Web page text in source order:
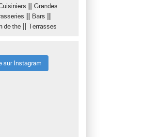
Grandes
Bars
de thé Terrasses
sur Instagram